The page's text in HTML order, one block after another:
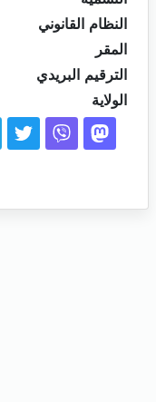
النظام القانوني
المقر
الترقيم البريدي
الولاية